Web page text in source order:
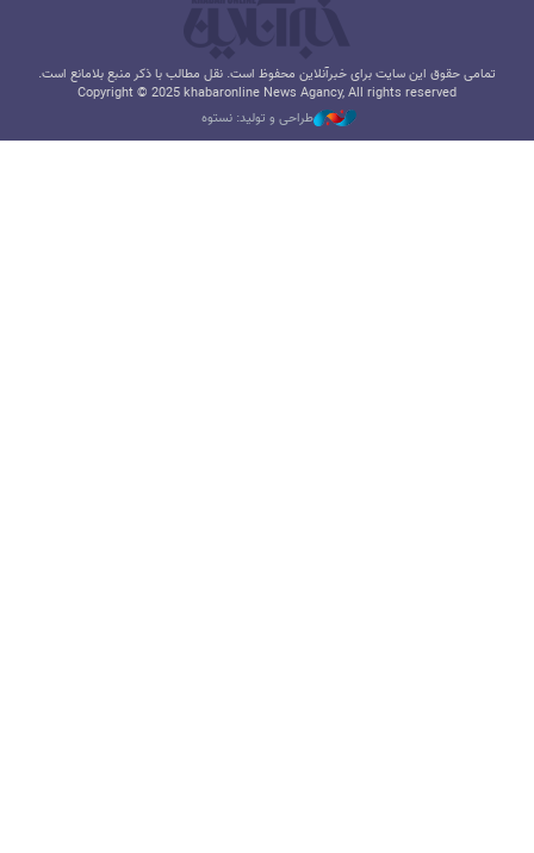
تمامی حقوق این سایت برای خبرآنلاین محفوظ است. نقل مطالب با ذکر منبع بلامانع است.
Copyright © 2025 khabaronline News Agancy, All rights reserved
طراحی و تولید: نستوه